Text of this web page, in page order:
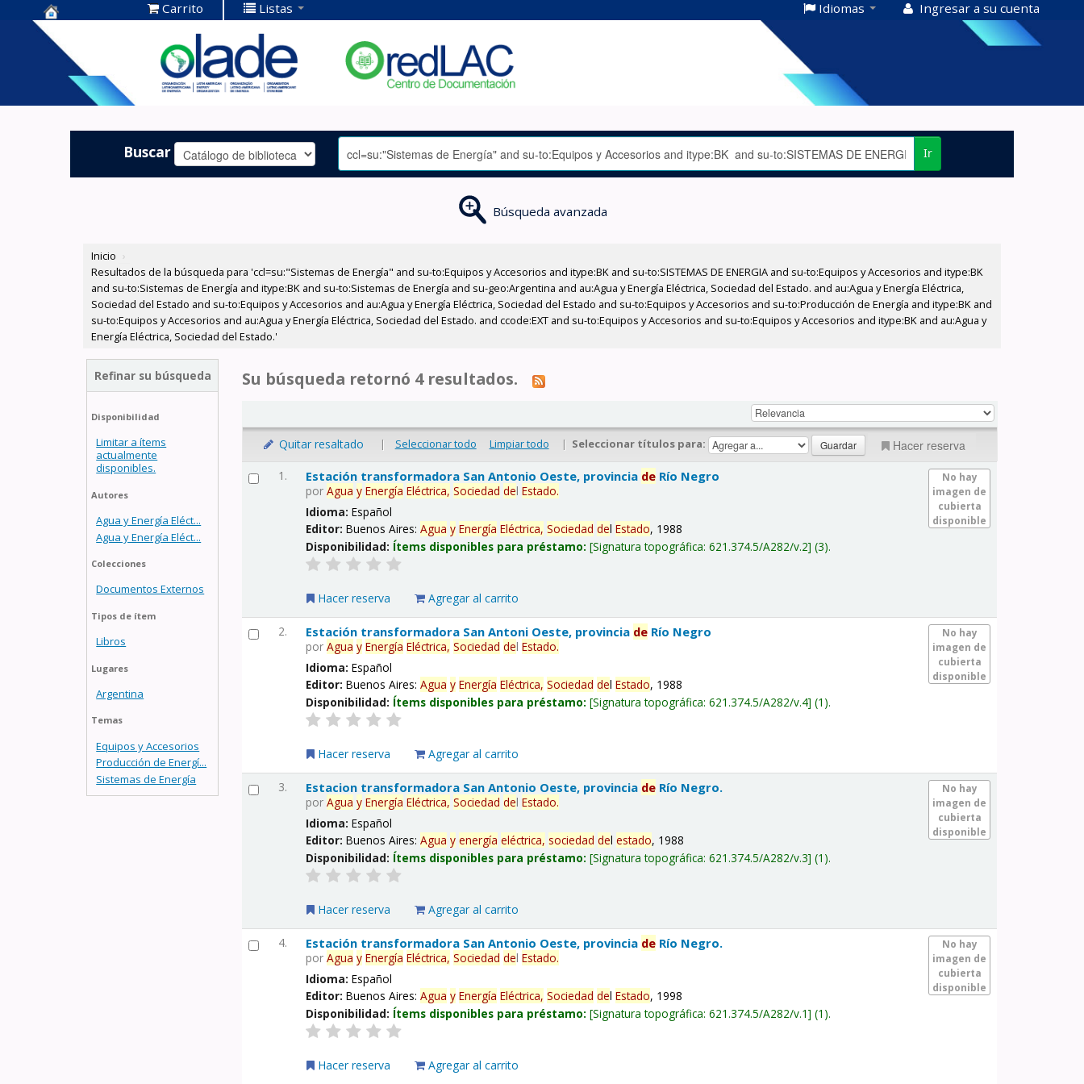
Centro de
Documentación
OLADE -
Carrito Listas Idiomas Ingresar a su cuenta
Buscar Ir
Búsqueda avanzada
Inicio ›
Resultados de la búsqueda para 'ccl=su:"Sistemas de Energía" and su-to:Equipos y Accesorios and itype:BK and su-to:SISTEMAS DE ENERGIA and su-to:Equipos y Accesorios and itype:BK
and su-to:Sistemas de Energía and itype:BK and su-to:Sistemas de Energía and su-geo:Argentina and au:Agua y Energía Eléctrica, Sociedad del Estado. and au:Agua y Energía Eléctrica,
Sociedad del Estado and su-to:Equipos y Accesorios and au:Agua y Energía Eléctrica, Sociedad del Estado and su-to:Equipos y Accesorios and su-to:Producción de Energía and itype:BK and
su-to:Equipos y Accesorios and au:Agua y Energía Eléctrica, Sociedad del Estado. and ccode:EXT and su-to:Equipos y Accesorios and su-to:Equipos y Accesorios and itype:BK and au:Agua y
Energía Eléctrica, Sociedad del Estado.'
Refinar su búsqueda
Disponibilidad
Limitar a ítems
actualmente
disponibles.
Autores
Agua y Energía Eléct...
Agua y Energía Eléct...
Colecciones
Documentos Externos
Tipos de ítem
Libros
Lugares
Argentina
Temas
Equipos y Accesorios
Producción de Energí...
Sistemas de Energía
Su búsqueda retornó 4 resultados.
Quitar resaltado | Seleccionar todo Limpiar todo | Seleccionar títulos para: Hacer reserva
1.
No hay
imagen de
cubierta
disponible
Estación transformadora San Antonio Oeste, provincia de Río Negro
porAgua y Energía Eléctrica, Sociedad delEstado.
Idioma:Español
Editor:Buenos Aires:Agua y Energía Eléctrica, Sociedad delEstado, 1988
Disponibilidad: Ítems disponibles para préstamo: Signatura topográfica:621.374.5/A282/v.2 (3).
Hacer reserva Agregar al carrito
2.
No hay
imagen de
cubierta
disponible
Estación transformadora San Antoni Oeste, provincia de Río Negro
porAgua y Energía Eléctrica, Sociedad delEstado.
Idioma:Español
Editor:Buenos Aires:Agua y Energía Eléctrica, Sociedad delEstado, 1988
Disponibilidad: Ítems disponibles para préstamo: Signatura topográfica:621.374.5/A282/v.4 (1).
Hacer reserva Agregar al carrito
3.
No hay
imagen de
cubierta
disponible
Estacion transformadora San Antonio Oeste, provincia de Río Negro.
porAgua y Energía Eléctrica, Sociedad delEstado.
Idioma:Español
Editor:Buenos Aires:Agua y energía eléctrica, sociedad delestado, 1988
Disponibilidad: Ítems disponibles para préstamo: Signatura topográfica:621.374.5/A282/v.3 (1).
Hacer reserva Agregar al carrito
4.
No hay
imagen de
cubierta
disponible
Estación transformadora San Antonio Oeste, provincia de Río Negro.
porAgua y Energía Eléctrica, Sociedad delEstado.
Idioma:Español
Editor:Buenos Aires:Agua y Energía Eléctrica, Sociedad delEstado, 1998
Disponibilidad: Ítems disponibles para préstamo: Signatura topográfica:621.374.5/A282/v.1 (1).
Hacer reserva Agregar al carrito